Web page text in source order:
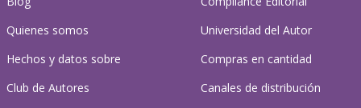
Quienes somos
Hechos y datos sobre
Club de Autores
Universidad del Autor
Compras en cantidad
Canales de distribución